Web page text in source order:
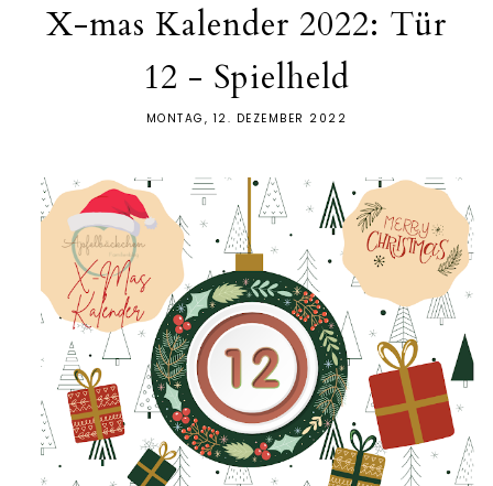
X-mas Kalender 2022: Tür
12 - Spielheld
MONTAG, 12. DEZEMBER 2022